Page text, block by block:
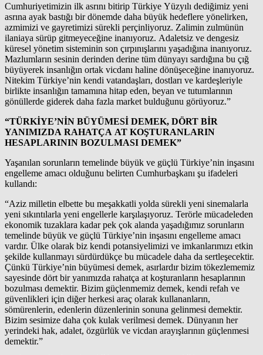
Cumhuriyetimizin ilk asrını bitirip Türkiye Yüzyılı dediğimiz yeni
asrına ayak bastığı bir dönemde daha büyük hedeflere yönelirken,
azmimizi ve gayretimizi sürekli perçinliyoruz. Zalimin zulmünün
ilaniaya sürüp gitmeyeceğine inanıyoruz. Adaletsiz ve dengesiz
küresel yönetim sisteminin son çırpınışlarını yaşadığına inanıyoruz.
Mazlumların sesinin derinden derine tüm dünyayı sardığına bu çığ
büyüyerek insanlığın ortak vicdanı haline dönüşeceğine inanıyoruz.
Nitekim Türkiye’nin kendi vatandaşları, dostları ve kardeşleriyle
birlikte insanlığın tamamına hitap eden, beyan ve tutumlarının
gönüllerde giderek daha fazla market bulduğunu görüyoruz.”
“TÜRKİYE’NİN BÜYÜMESİ DEMEK, DÖRT BİR
YANIMIZDA RAHATÇA AT KOŞTURANLARIN
HESAPLARININ BOZULMASI DEMEK”
Yaşanılan sorunların temelinde büyük ve güçlü Türkiye’nin inşasını
engelleme amacı olduğunu belirten Cumhurbaşkanı şu ifadeleri
kullandı:
“Aziz milletin elbette bu meşakkatli yolda sürekli yeni sinemalarla
yeni sıkıntılarla yeni engellerle karşılaşıyoruz. Terörle mücadeleden
ekonomik tuzaklara kadar pek çok alanda yaşadığımız sorunların
temelinde büyük ve güçlü Türkiye’nin inşasını engelleme amacı
vardır. Ülke olarak biz kendi potansiyelimizi ve imkanlarımızı etkin
şekilde kullanmayı sürdürdükçe bu mücadele daha da sertleşecektir.
Çünkü Türkiye’nin büyümesi demek, asırlardır bizim tökezlememiz
sayesinde dört bir yanımızda rahatça at koşturanların hesaplarının
bozulması demektir. Bizim güçlenmemiz demek, kendi refah ve
güvenlikleri için diğer herkesi araç olarak kullananların,
sömürenlerin, edenlerin düzenlerinin sonuna gelinmesi demektir.
Bizim sesimize daha çok kulak verilmesi demek. Dünyanın her
yerindeki hak, adalet, özgürlük ve vicdan arayışlarının güçlenmesi
demektir.”